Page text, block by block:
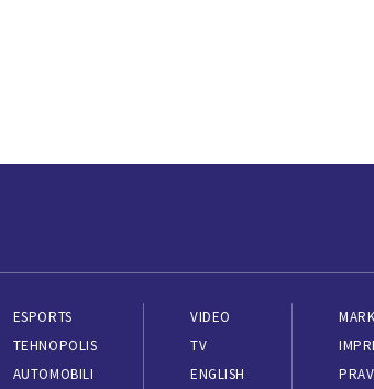
ESPORTS
TEHNOPOLIS
AUTOMOBILI
VIDEO
TV
ENGLISH